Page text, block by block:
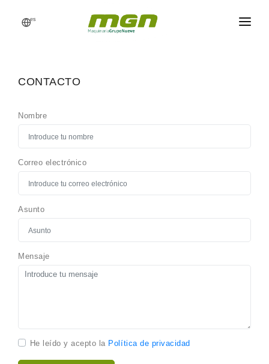
es
PRODUCTOS
RECAMBIOS
REFERENCIAS
NOTICIAS
PRESUPUESTO
CONTACTO
Nombre
Correo electrónico
Asunto
Mensaje
He leído y acepto la Política de privacidad